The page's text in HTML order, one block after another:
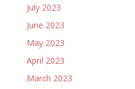
July 2023
June 2023
May 2023
April 2023
March 2023